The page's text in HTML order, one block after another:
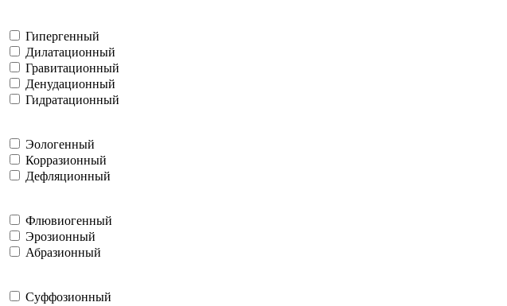
Гипергенный
Дилатационный
Гравитационный
Денудационный
Гидратационный
Эологенный
Корразионный
Дефляционный
Флювиогенный
Эрозионный
Абразионный
Суффозионный